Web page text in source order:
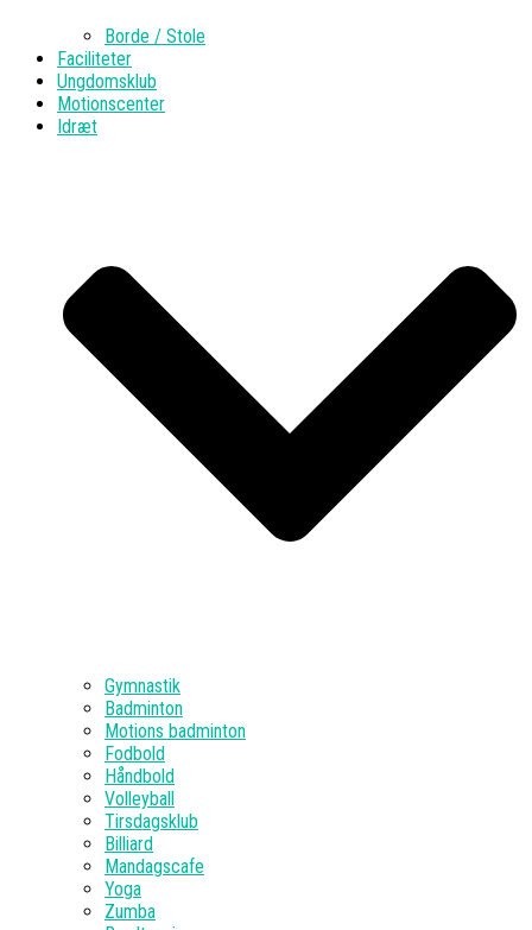
Borde / Stole
Faciliteter
Ungdomsklub
Motionscenter
Idræt
Gymnastik
Badminton
Motions badminton
Fodbold
Håndbold
Volleyball
Tirsdagsklub
Billiard
Mandagscafe
Yoga
Zumba